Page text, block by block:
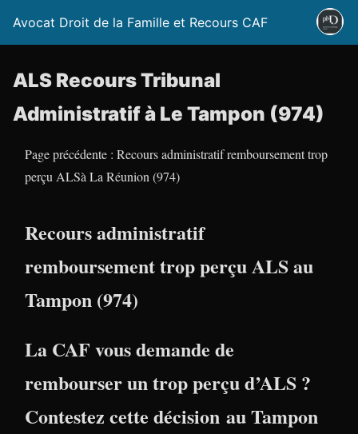
Avocat Droit de la Famille et Recours CAF
ALS Recours Tribunal
Administratif à Le Tampon (974)
Page précédente : Recours administratif remboursement trop
perçu ALSà La Réunion (974)
Recours administratif
remboursement trop perçu ALS au
Tampon (974)
La CAF vous demande de
rembourser un trop perçu d’ALS ?
Contestez cette décision au Tampon